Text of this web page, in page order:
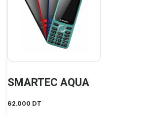
SMARTEC AQUA
62.000 DT